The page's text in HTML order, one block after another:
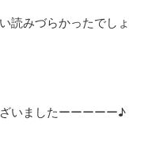
読みづらかったでしょ
いましたーーーーー♪